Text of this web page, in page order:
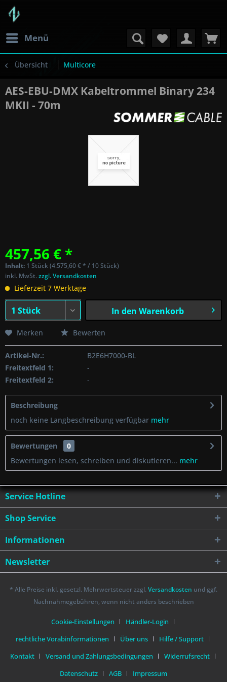
Menü
Übersicht Multicore
AES-EBU-DMX Kabeltrommel Binary 234
MKII - 70m
457,56 € *
Inhalt: 1 Stück (4.575,60 € * / 10 Stück)
inkl. MwSt.zzgl. Versandkosten
Lieferzeit 7 Werktage
In den Warenkorb
Merken Bewerten
Artikel-Nr.:
B2E6H7000-BL
Freitextfeld 1:
-
Freitextfeld 2:
-
Beschreibung
noch keine Langbeschreibung verfügbar mehr
Bewertungen
0
Bewertungen lesen, schreiben und diskutieren... mehr
Service Hotline
Shop Service
Informationen
Newsletter
* Alle Preise inkl. gesetzl. Mehrwertsteuer zzgl. Versandkosten und ggf.
Nachnahmegebühren, wenn nicht anders beschrieben
Cookie-Einstellungen
Händler-Login
rechtliche Vorabinformationen
Über uns
Hilfe / Support
Kontakt
Versand und Zahlungsbedingungen
Widerrufsrecht
Datenschutz
AGB Impressum